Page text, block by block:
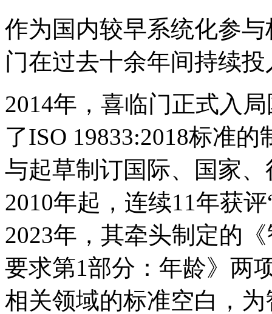
作为国内较早系统化参
门在过去十余年间持续
2014年，喜临门正式入
了ISO 19833:2018标准
与起草制订国际、国家
2010年起，连续11年获
2023年，其牵头制定的
要求第1部分：年龄》两
相关领域的标准空白，